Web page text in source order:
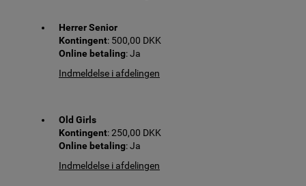
Herrer Senior
Kontingent: 500,00 DKK
Online betaling: Ja
Indmeldelse i afdelingen
Old Girls
Kontingent: 250,00 DKK
Online betaling: Ja
Indmeldelse i afdelingen